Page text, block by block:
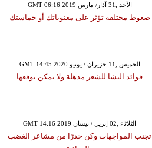
GMT 06:16 2019 الأحد ,31 آذار/ مارس
ضغوط مختلفة تؤثر على معنوياتك أو حماستك
GMT 14:45 2020 الخميس ,11 حزيران / يونيو
فوائد النشا للشعر مذهلة ولا يمكن توقعها
GMT 14:16 2019 الثلاثاء ,02 إبريل / نيسان
تجنب المواجهات وكن حذرًا من مشاعر الغضب